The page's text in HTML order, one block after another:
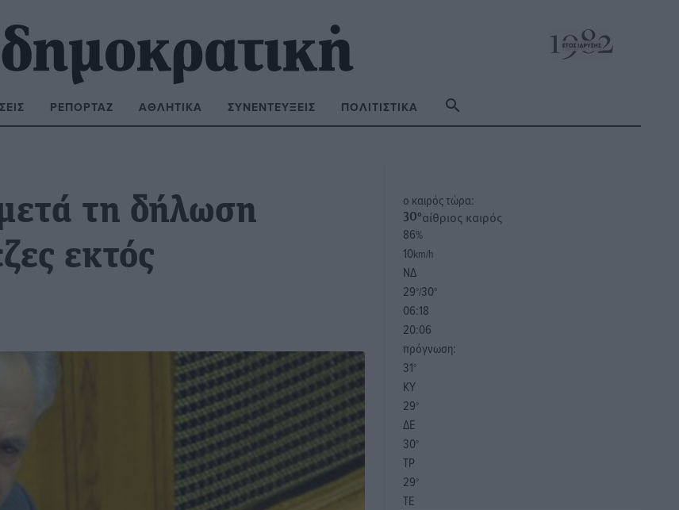
ΡΕΠΟΡΤΆΖ ΑΘΛΗΤΙΚΆ ΣΥΝΕΝΤΕΎΞΕΙΣ ΠΟΛΙΤΙΣΤΙΚΆ
τη δήλωση
εκτός
o καιρός τώρα:
30°αίθριος καιρός
86%
10km/h
ΝΔ
29°/30°
06:18
20:06
πρόγνωση:
31°
ΚΥ
29°
ΔΕ
30°
ΤΡ
29°
ΤΕ